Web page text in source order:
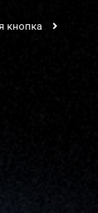
кнопка